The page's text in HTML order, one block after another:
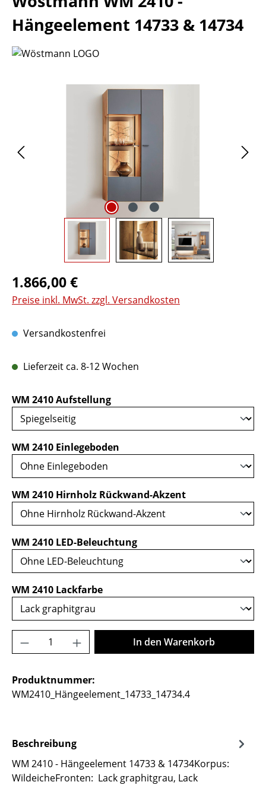
Hängeelement 14733 & 14734
Bildergalerie überspringen
Regulärer Preis:
1.866,00 €
Preise inkl. MwSt. zzgl. Versandkosten
Versandkostenfrei
Lieferzeit ca. 8-12 Wochen
WM 2410 Aufstellungauswählen
WM 2410 Einlegeboden
WM 2410 Hirnholz Rückwand-Akzentauswählen
WM 2410 LED-Beleuchtungauswählen
WM 2410 Lackfarbeauswählen
Produkt Anzahl: Gib den gewünschten
In den Warenkorb
Produktnummer:
WM2410_Hängeelement_14733_14734.4
Beschreibung
WM 2410 - Hängeelement 14733 & 14734Korpus:
WildeicheFronten: Lack graphitgrau, Lack